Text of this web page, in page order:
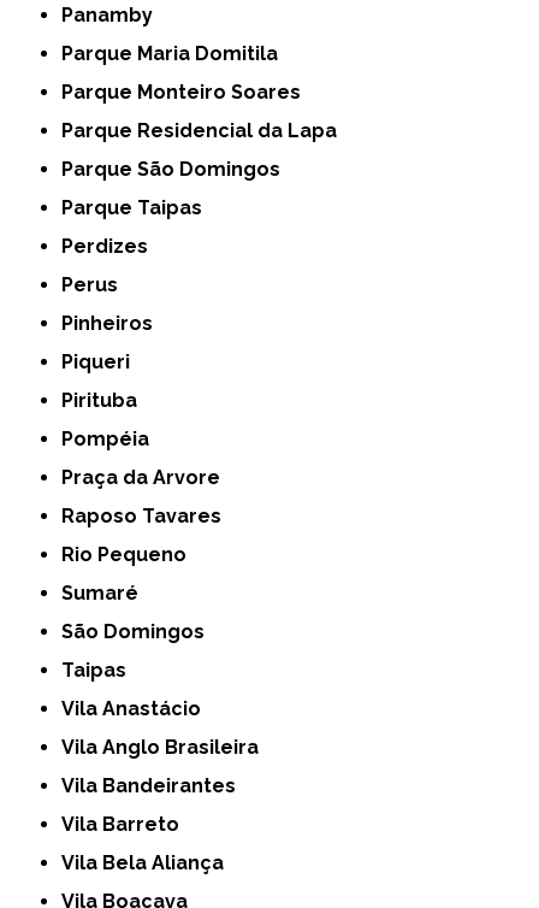
Panamby
Parque Maria Domitila
Parque Monteiro Soares
Parque Residencial da Lapa
Parque São Domingos
Parque Taipas
Perdizes
Perus
Pinheiros
Piqueri
Pirituba
Pompéia
Praça da Arvore
Raposo Tavares
Rio Pequeno
Sumaré
São Domingos
Taipas
Vila Anastácio
Vila Anglo Brasileira
Vila Bandeirantes
Vila Barreto
Vila Bela Aliança
Vila Boaçava